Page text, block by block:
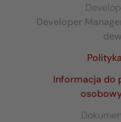
Developer
Informacja do